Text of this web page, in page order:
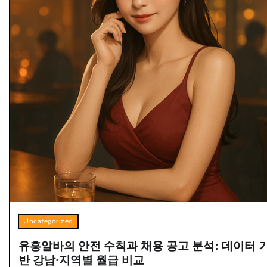
Uncategorized
유흥알바의 안전 수칙과 채용 공고 분석: 데이터
반 강남·지역별 월급 비교